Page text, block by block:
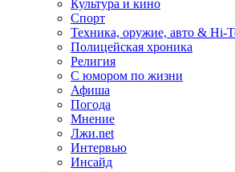
Культура и кино
Спорт
Техника, оружие, авто & Hi-
Полицейская хроника
Религия
С юмором по жизни
Афиша
Погода
Мнение
Лжи.net
Интервью
Инсайд